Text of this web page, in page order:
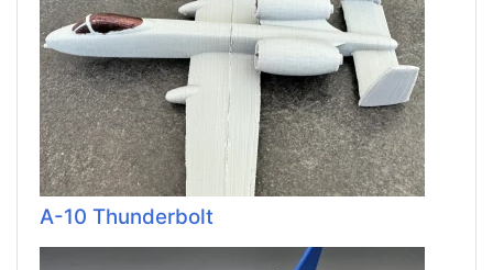
A-10 Thunderbolt